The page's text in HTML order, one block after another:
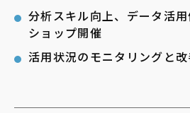
分析スキル向上、データ活
ショップ開催
活用状況のモニタリングと